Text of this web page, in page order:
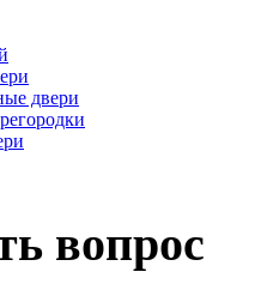
двери
вопрос